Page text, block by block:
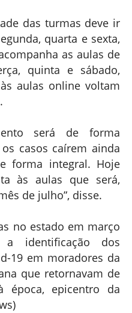
das turmas deve ir
quarta e sexta,
as aulas de
quinta e sábado,
aulas online voltam
será de forma
casos caírem ainda
forma integral. Hoje
às aulas que será,
de julho”, disse.
no estado em março
identificação dos
19 em moradores da
que retornavam de
época, epicentro da